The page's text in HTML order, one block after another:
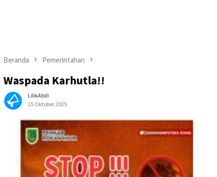
Beranda Pemerintahan
Waspada Karhutla!!
LilikAbdi
15 Oktober 2025